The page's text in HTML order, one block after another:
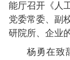
能厅召开《人
党委常委、副
研院所、企业
杨勇在致